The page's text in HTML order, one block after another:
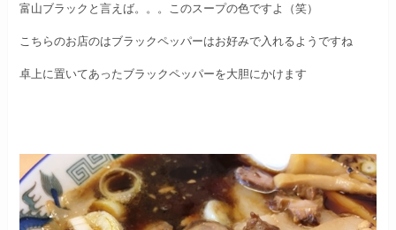
富山ブラックと言えば。。。このスープの色ですよ（笑）
こちらのお店のはブラックペッパーはお好みで入れるようですね
卓上に置いてあったブラックペッパーを大胆にかけます